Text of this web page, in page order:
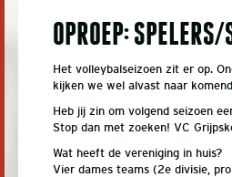
OPROEP:
Het volleybalseizoen zit er op.
kijken we wel alvast naar
Heb jij zin om volgend seizoen
Stop dan met zoeken! VC
Wat heeft de vereniging in huis?
Vier dames teams (2e divisie,